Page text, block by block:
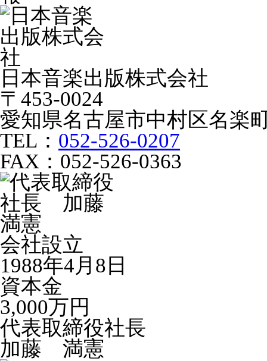
日本音楽出版株式会社
〒453-0024
愛知県名古屋市中村区名楽
TEL： 052-526-0207
FAX：052-526-0363
会社設立
1988年4月8日
資本金
3,000万円
代表取締役社長
加藤 満憲